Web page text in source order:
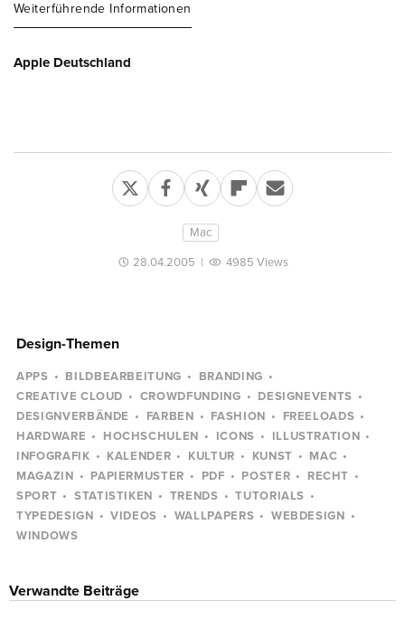
Weiterführende Informationen
Apple Deutschland
Mac
28.04.2005 | 4985 Views
Design-Themen
APPS BILDBEARBEITUNG
BRANDING
CREATIVE CLOUD
CROWDFUNDING
DESIGNEVENTS
DESIGNVERBÄNDE
FARBEN FASHION
FREELOADS
HARDWARE
HOCHSCHULEN ICONS
ILLUSTRATION
INFOGRAFIK
KALENDER KULTUR KUNST
MAC
MAGAZIN
PAPIERMUSTER PDF POSTER
RECHT
SPORT
STATISTIKEN TRENDS
TUTORIALS
TYPEDESIGN
VIDEOS WALLPAPERS
WEBDESIGN
WINDOWS
Verwandte Beiträge